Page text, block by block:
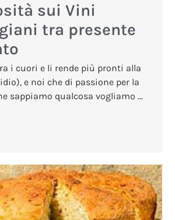
sui Vini
tra presente
i cuori e li rende più pronti alla
e noi che di passione per la
sappiamo qualcosa vogliamo ...